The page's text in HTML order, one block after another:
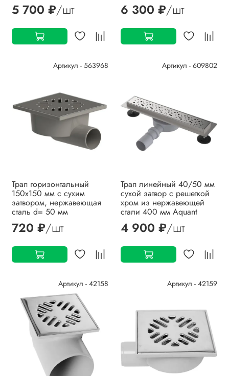
5 700 ₽/шт 6 300 ₽/шт
Артикул - 563968
Трап горизонтальный
150х150 мм с сухим
затвором, нержавеющая
сталь d= 50 мм
720 ₽/шт
Артикул - 609802
Трап линейный 40/50 мм
сухой затвор с решеткой
хром из нержавеющей
стали 400 мм Aquant
4 900 ₽/шт
Артикул - 42158 Артикул - 42159